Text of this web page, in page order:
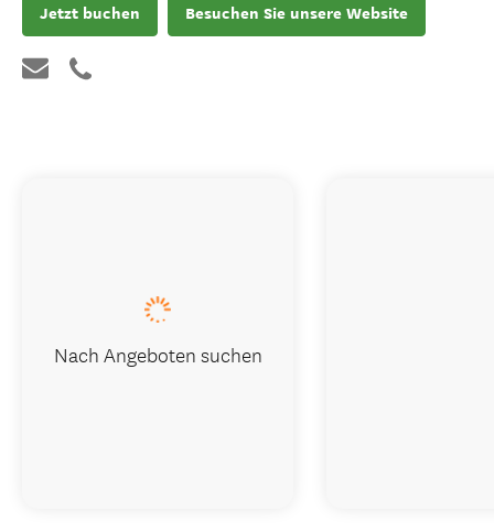
Jetzt buchen Besuchen Sie unsere Website
Nach Angeboten suchen